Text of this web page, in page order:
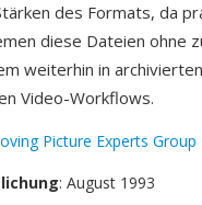
des Formats, da
diese Dateien ohne
weiterhin in
Video-Workflows.
Picture Experts Group
: August 1993